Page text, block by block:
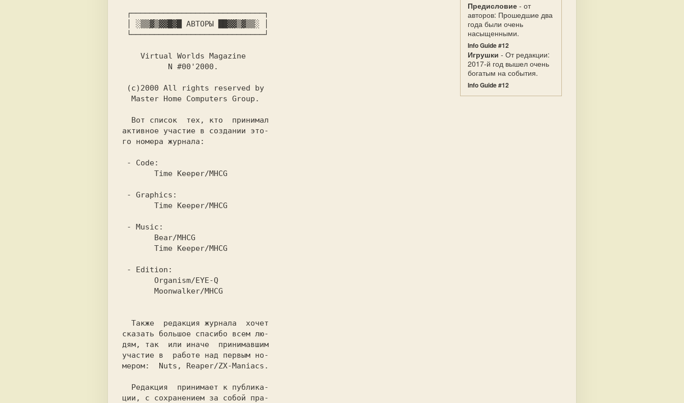
░▒▒▓▒▓▓█▓█ АВТОРЫ ██▓▓▒▓▒▒░
активное участие в создании это-
го номера журнала:
-
-
-
-
мером: Nuts , Reaper/ZX-Maniacs .
ции, с сохранением за собой пра-
Предисловие - от
авторов: Прошедшие два
года были очень
насыщенными.
Info Guide #12
Игрушки - От редакции:
2017-й год вышел очень
богатым на события.
Info Guide #12